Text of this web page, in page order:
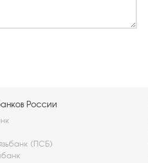
России
(ПСБ)